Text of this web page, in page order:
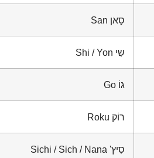
סָאן San
שִי Shi / Yon
גוֹ Go
רוֹק Roku
סִיץ' Sichi / Sich / Nana